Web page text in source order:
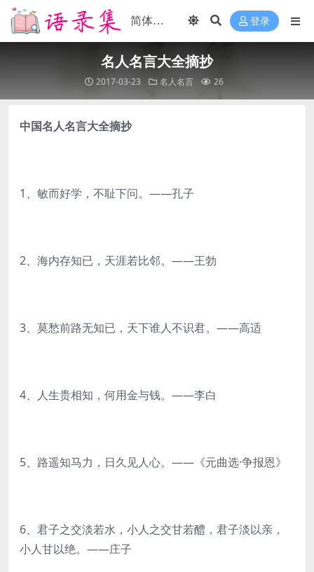
登录
名人名言大全摘抄
2017-03-23 名人名言 26
中国名人名言大全摘抄
1、敏而好学，不耻下问。——孔子
2、海内存知已，天涯若比邻。——王勃
3、莫愁前路无知已，天下谁人不识君。——高适
4、人生贵相知，何用金与钱。——李白
5、路遥知马力，日久见人心。——《元曲选·争报恩》
6、君子之交淡若水，小人之交甘若醴，君子淡以亲，
小人甘以绝。——庄子